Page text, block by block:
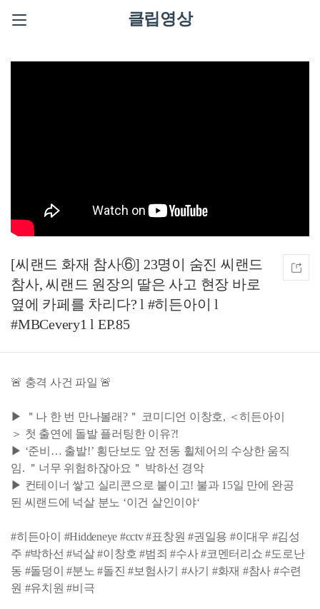
클립영상
[씨랜드 화재 참사⑥] 23명이 숨진 씨랜드
참사, 씨랜드 원장의 딸은 사고 현장 바로
옆에 카페를 차리다? l #히든아이 l
#MBCevery1 l EP.85
🚨 충격 사건 파일 🚨
▶ ＂나 한 번 만나볼래?＂ 코미디언 이창호, ＜히든아이
＞ 첫 출연에 돌발 플러팅한 이유?!
▶ ‘준비… 출발!’ 횡단보도 앞 전동 휠체어의 수상한 움직
임. ＂너무 위험하잖아요＂ 박하선 경악
▶ 컨테이너 쌓고 실리콘으로 붙이고! 불과 15일 만에 완공
된 씨랜드에 넉살 분노 ‘이건 살인이야‘
#히든아이 #Hiddeneye #cctv #표창원 #권일용 #이대우 #김성
주 #박하선 #넉살 #이창호 #범죄 #수사 #코멘터리쇼 #도로난
동 #돌덩이 #분노 #돌진 #보험사기 #사기 #화재 #참사 #수련
원 #유치원 #비극